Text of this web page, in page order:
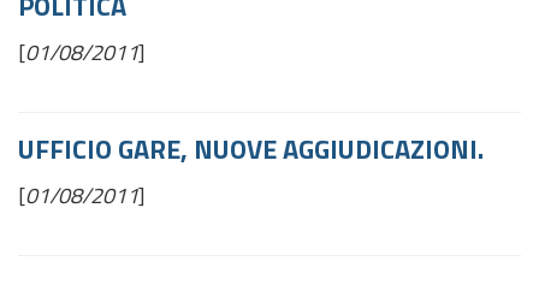
[01/08/2011]
UFFICIO GARE, NUOVE AGGIUDICAZIONI.
[01/08/2011]